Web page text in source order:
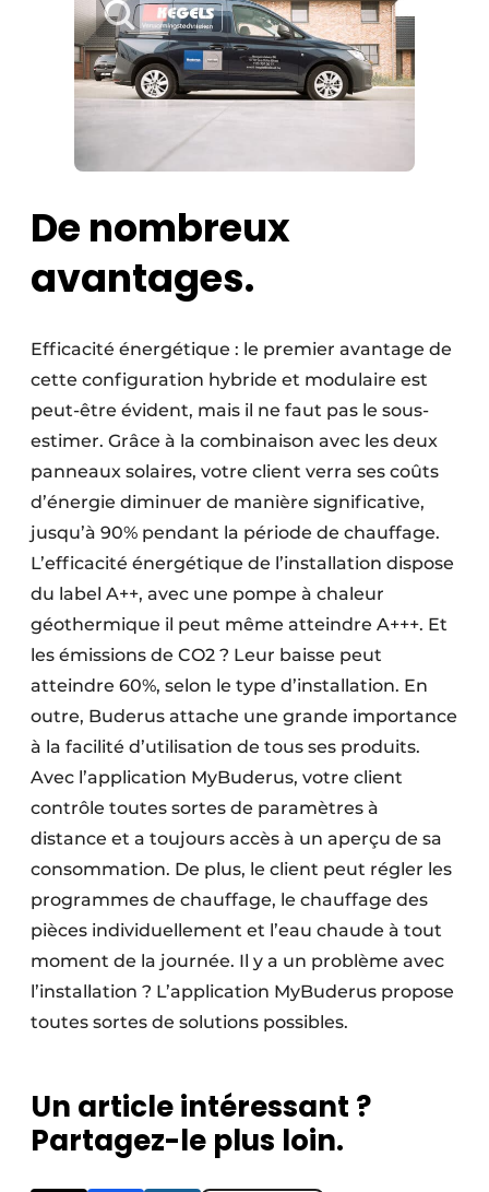
De nombreux
avantages.
Efficacité énergétique : le premier avantage de
cette configuration hybride et modulaire est
peut-être évident, mais il ne faut pas le sous-
estimer. Grâce à la combinaison avec les deux
panneaux solaires, votre client verra ses coûts
d’énergie diminuer de manière significative,
jusqu’à 90% pendant la période de chauffage.
L’efficacité énergétique de l’installation dispose
du label A++, avec une pompe à chaleur
géothermique il peut même atteindre A+++. Et
les émissions de CO2 ? Leur baisse peut
atteindre 60%, selon le type d’installation. En
outre, Buderus attache une grande importance
à la facilité d’utilisation de tous ses produits.
Avec l’application MyBuderus, votre client
contrôle toutes sortes de paramètres à
distance et a toujours accès à un aperçu de sa
consommation. De plus, le client peut régler les
programmes de chauffage, le chauffage des
pièces individuellement et l’eau chaude à tout
moment de la journée. Il y a un problème avec
l’installation ? L’application MyBuderus propose
toutes sortes de solutions possibles.
Un article intéressant ?
Partagez-le plus loin.